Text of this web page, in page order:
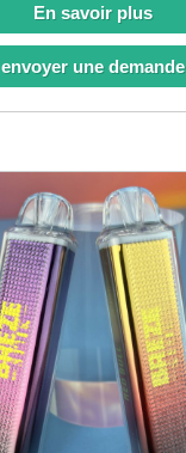
En savoir plus
envoyer une demande